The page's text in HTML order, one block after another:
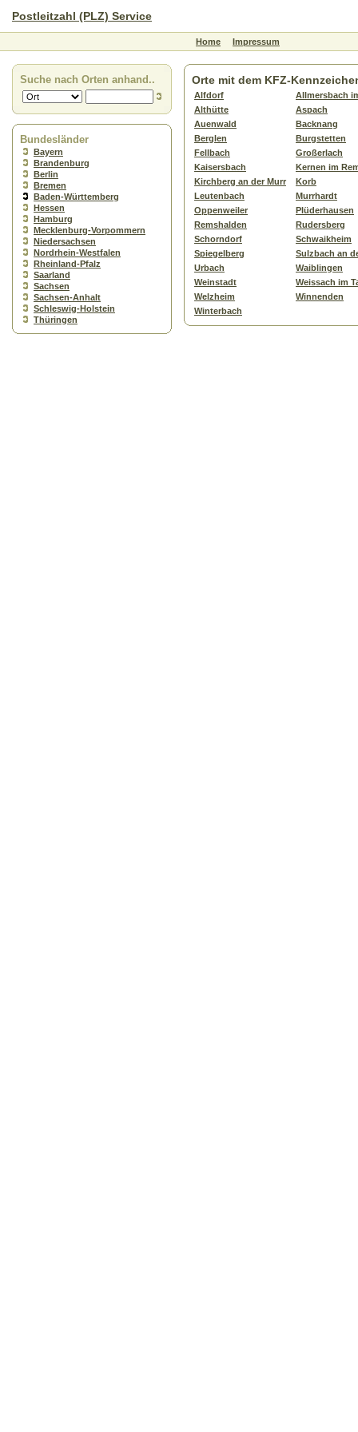
Postleitzahl (PLZ) Service
Home Impressum
Suche nach Orten anhand..
Bundesländer
Bayern
Brandenburg
Berlin
Bremen
Baden-Württemberg
Hessen
Hamburg
Mecklenburg-Vorpommern
Niedersachsen
Nordrhein-Westfalen
Rheinland-Pfalz
Saarland
Sachsen
Sachsen-Anhalt
Schleswig-Holstein
Thüringen
Orte mit dem KFZ-
Alfdorf
Allmersbach
Althütte
Aspach
Auenwald
Backnang
Berglen
Burgstetten
Fellbach
Großerlach
Kaisersbach
Kernen im
Kirchberg an der Murr
Korb
Leutenbach
Murrhardt
Oppenweiler
Plüderhausen
Remshalden
Rudersberg
Schorndorf
Schwaikheim
Spiegelberg
Sulzbach an
Urbach
Waiblingen
Weinstadt
Weissach im
Welzheim
Winnenden
Winterbach